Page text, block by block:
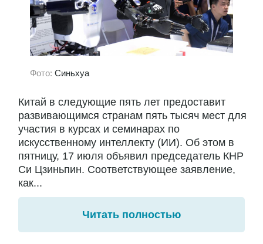
Фото: Синьхуа
Китай в следующие пять лет предоставит
развивающимся странам пять тысяч мест для
участия в курсах и семинарах по
искусственному интеллекту (ИИ). Об этом в
пятницу, 17 июля объявил председатель КНР
Си Цзиньпин. Соответствующее заявление,
как...
Читать полностью